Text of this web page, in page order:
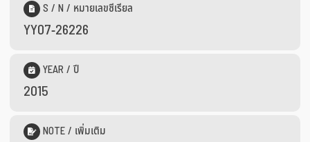
S / N / หมายเลขซีเรียล
YY07-26226
YEAR / ปี
2015
NOTE / เพิ่มเติม